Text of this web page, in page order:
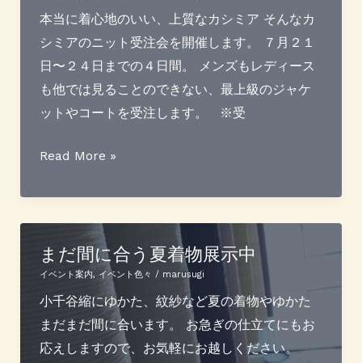
見
立
て
茶
会
催
定
本当に着心地のいい、上質なカシミア そんなカ
シミアのニット受注会を開催します。 ７月２１
日〜２４日までの４日間。 メンズもレディース
も他では見ることのできない、最上級のジャケ
ットやコートを受注します。 ※受
至
の
カ
シ
ミ
ア
が
届
Read More »
まだ間に合う夏着物展示中
イベント案内, イベント色々 / marusugi
小千谷縮にゆかた、紋紗など夏の着物やゆかた
まだまだ間に合います。 お急ぎの仕立てにもお
応えしますので、お気軽にお越しください。